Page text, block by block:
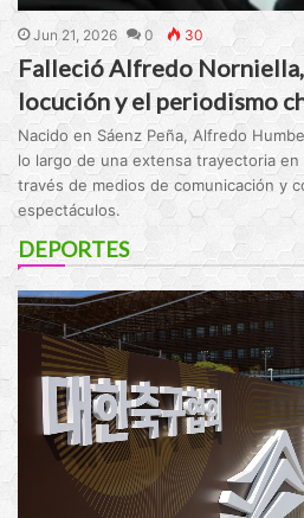
Jun 21, 2026 0 30
Falleció Alfredo
locución y el periodismo
Nacido en Sáenz Peña, Alfredo
lo largo de una extensa trayectoria
través de medios de comunicación y
espectáculos.
DEPORTES